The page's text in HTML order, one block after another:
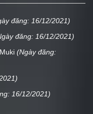
đăng: 16/12/2021)
đăng: 16/12/2021)
(Ngày đăng:
16/12/2021)